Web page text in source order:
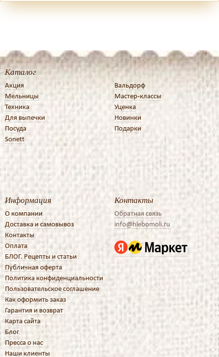
Каталог
Акция
Мельницы
Техника
Для выпечки
Посуда
Sonett
Вальдорф
Мастер-классы
Уценка
Новинки
Подарки
Информация
О компании
Доставка и самовывоз
Контакты
Оплата
БЛОГ. Рецепты и статьи
Публичная оферта
Политика конфиденциальности
Пользовательское соглашение
Как оформить заказ
Гарантия и возврат
Карта сайта
Блог
Пресса о нас
Наши клиенты
Контакты
Обратная связь
info@hlebomoli.ru